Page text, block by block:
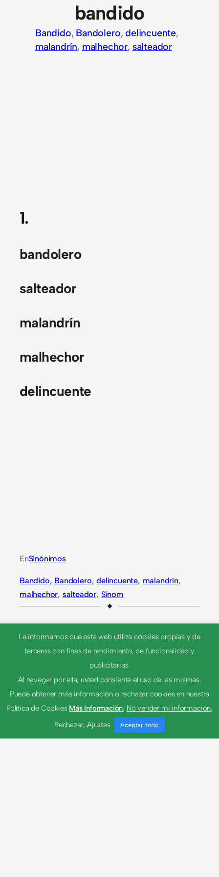
bandido
Bandido, Bandolero, delincuente
malandrín, malhechor, salteador
1.
bandolero
salteador
malandrín
malhechor
delincuente
EnSinónimos
Bandido, Bandolero, delincuente, malandrín
malhechor, salteador, Sinom
NEXT
bandería
bandolero
Le informamos que esta web utiliza cookies propias y de
terceros con fines de rendimiento, de funcionalidad y
publicitarias.
Al navegar por ella, usted consiente el uso de las mismas.
Puede obtener más información o rechazar cookies en nuestra
Política de Cookies Más Información, No vender mi información,
Rechazar, Ajustes Aceptar todo